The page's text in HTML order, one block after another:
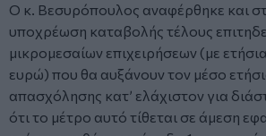
Ο κ. Βεσυρόπουλος αναφέρθηκε και
υποχρέωση καταβολής τέλους
μικρομεσαίων επιχειρήσεων (με
ευρώ) που θα αυξάνουν τον μέσο
απασχόλησης κατ’ ελάχιστον για
ότι το μέτρο αυτό τίθεται σε άμεση